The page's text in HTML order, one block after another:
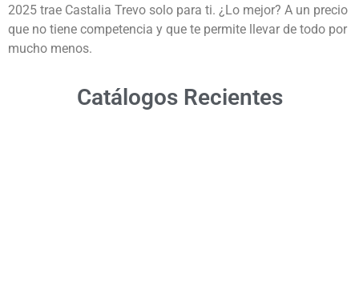
2025 trae Castalia Trevo solo para ti. ¿Lo mejor? A un precio
que no tiene competencia y que te permite llevar de todo por
mucho menos.
Catálogos Recientes